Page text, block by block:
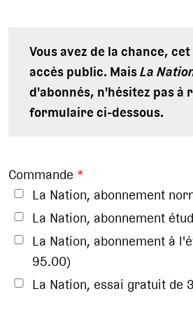
Vous avez de la chance,
accès public. MaisLa
d'abonnés, n'hésitez pas à
formulaire ci-dessous.
Commande *
La Nation, abonnement
La Nation, abonnement
La Nation, abonnement à
95.00)
La Nation, essai gratuit de